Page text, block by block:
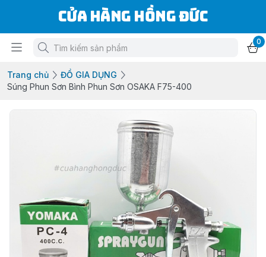
Cửa Hàng Hồng Đức
0
Trang chủ
ĐỒ GIA DỤNG
Súng Phun Sơn Bình Phun Sơn OSAKA F75-400